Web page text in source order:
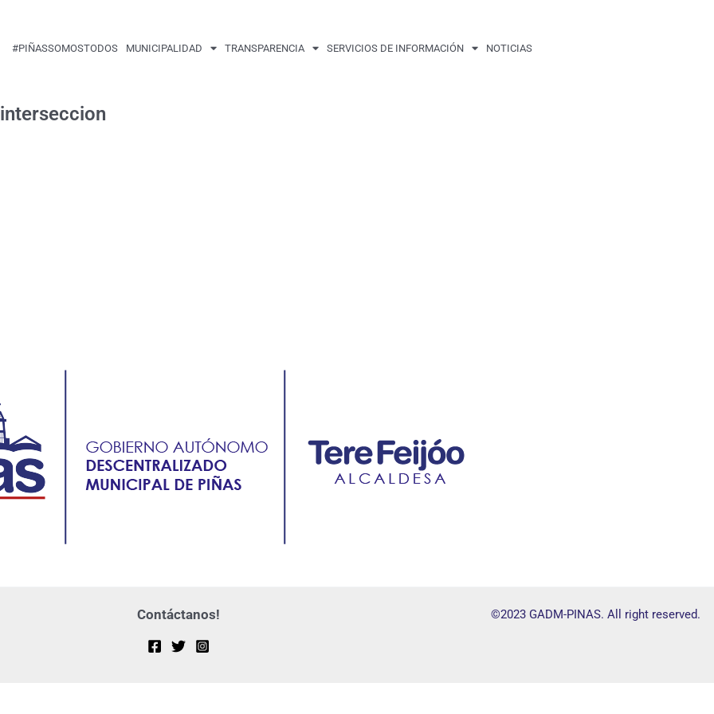
#PIÑASSOMOSTODOS MUNICIPALIDAD TRANSPARENCIA SERVICIOS DE INFORMACIÓN NOTICIAS
Contáctanos! ©2023 GADM-PINAS. All right reserved.